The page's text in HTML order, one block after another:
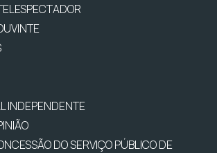
INDEPENDENTE
DO SERVIÇO PÚBLICO DE